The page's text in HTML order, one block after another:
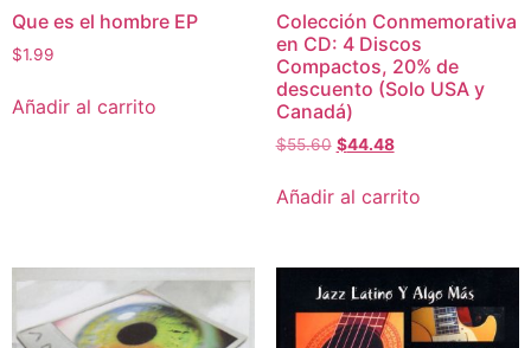
Que es el hombre EP
$1.99
Añadir al carrito
Colección Conmemorativa
en CD: 4 Discos
Compactos, 20% de
descuento (Solo USA y
Canadá)
$55.60 $44.48
Añadir al carrito